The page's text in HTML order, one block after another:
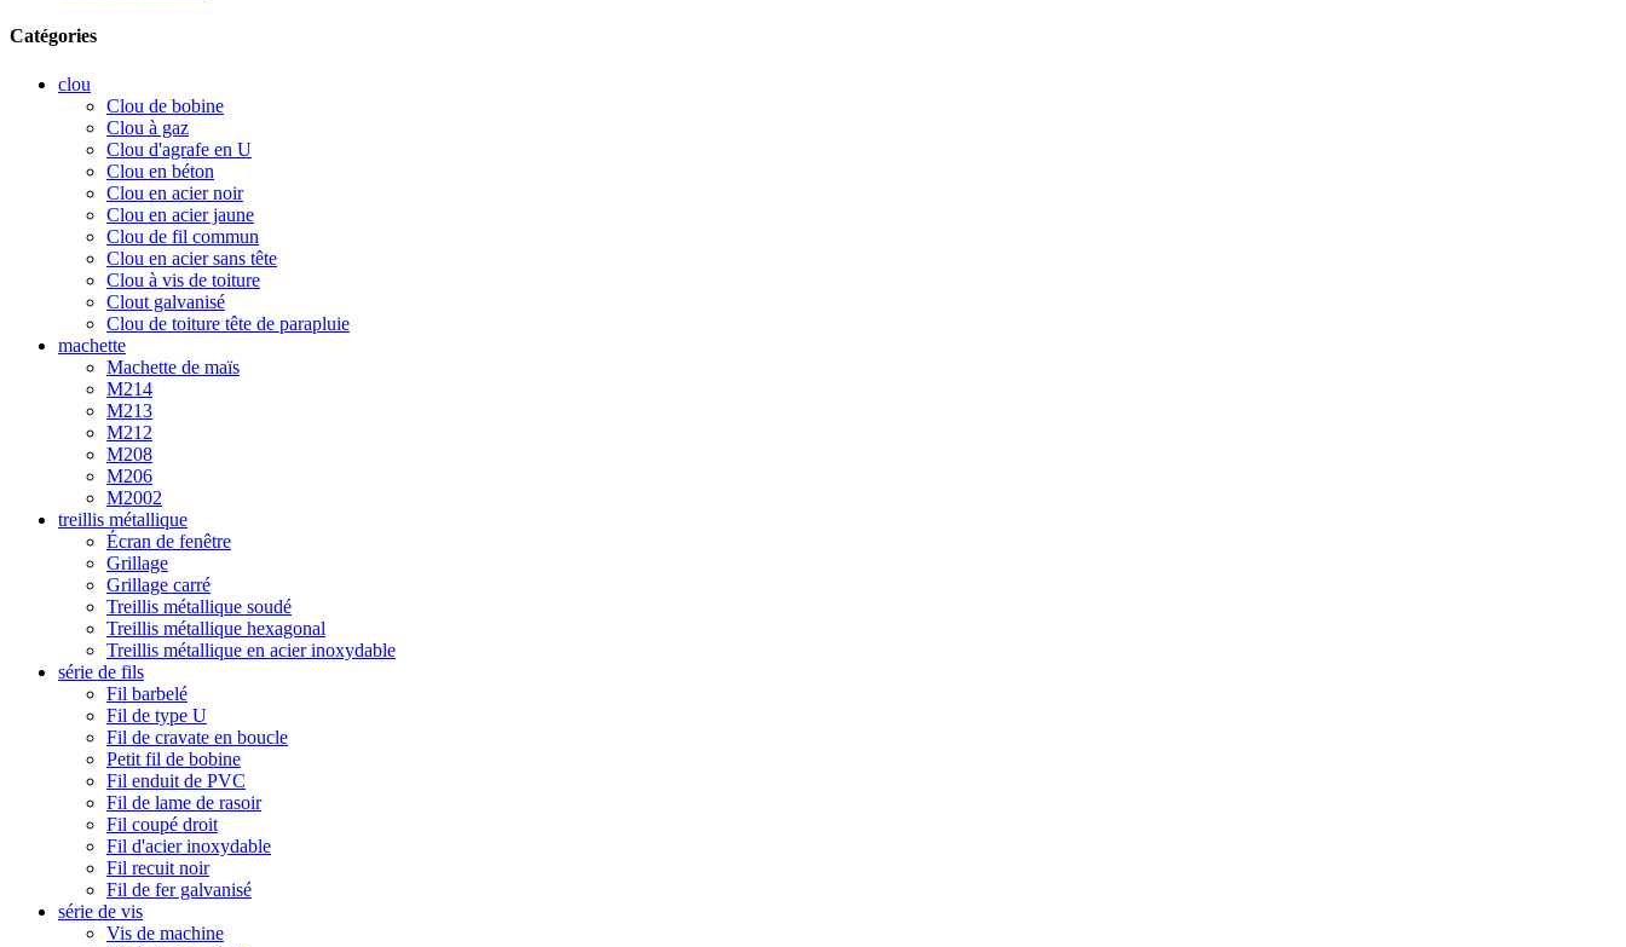
Catégories
clou
Clou de bobine
Clou à gaz
Clou d'agrafe en U
Clou en béton
Clou en acier noir
Clou en acier jaune
Clou de fil commun
Clou en acier sans tête
Clou à vis de toiture
Clout galvanisé
Clou de toiture tête de parapluie
machette
Machette de maïs
M214
M213
M212
M208
M206
M2002
treillis métallique
Écran de fenêtre
Grillage
Grillage carré
Treillis métallique soudé
Treillis métallique hexagonal
Treillis métallique en acier inoxydable
série de fils
Fil barbelé
Fil de type U
Fil de cravate en boucle
Petit fil de bobine
Fil enduit de PVC
Fil de lame de rasoir
Fil coupé droit
Fil d'acier inoxydable
Fil recuit noir
Fil de fer galvanisé
série de vis
Vis de machine